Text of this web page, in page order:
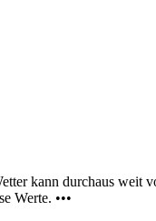
kann durchaus weit
Werte. •••